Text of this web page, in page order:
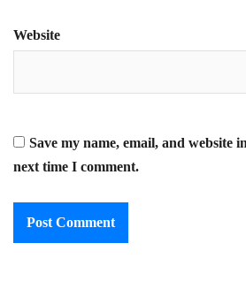
Website
Save my name, email, and website
next time I comment.